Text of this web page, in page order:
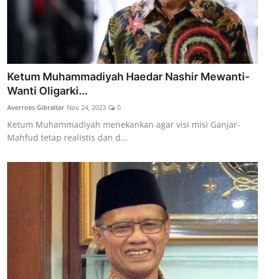
Ketum Muhammadiyah Haedar Nashir Mewanti-
Wanti Oligarki...
Averroes Gibraltar Nov 24, 2023 0
Ketum Muhammadiyah menekankan agar visi misi Ganjar-
Mahfud tetap realistis dan d...